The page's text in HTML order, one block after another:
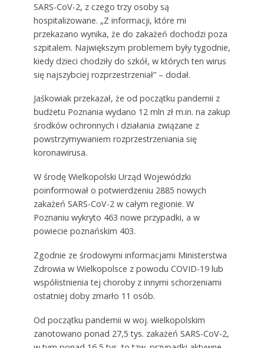
SARS-CoV-2, z czego trzy osoby są
hospitalizowane. „Z informacji, które mi
przekazano wynika, że do zakażeń dochodzi poza
szpitalem. Największym problemem były tygodnie,
kiedy dzieci chodziły do szkół, w których ten wirus
się najszybciej rozprzestrzeniał” – dodał.
Jaśkowiak przekazał, że od początku pandemii z
budżetu Poznania wydano 12 mln zł m.in. na zakup
środków ochronnych i działania związane z
powstrzymywaniem rozprzestrzeniania się
koronawirusa.
W środę Wielkopolski Urząd Wojewódzki
poinformował o potwierdzeniu 2885 nowych
zakażeń SARS-CoV-2 w całym regionie. W
Poznaniu wykryto 463 nowe przypadki, a w
powiecie poznańskim 403.
Zgodnie ze środowymi informacjami Ministerstwa
Zdrowia w Wielkopolsce z powodu COVID-19 lub
współistnienia tej choroby z innymi schorzeniami
ostatniej doby zmarło 11 osób.
Od początku pandemii w woj. wielkopolskim
zanotowano ponad 27,5 tys. zakażeń SARS-CoV-2,